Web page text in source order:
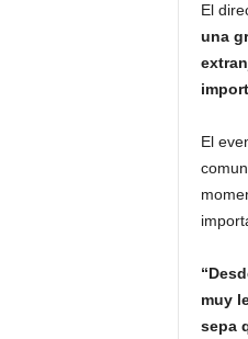
El
una
El
muy
sepa